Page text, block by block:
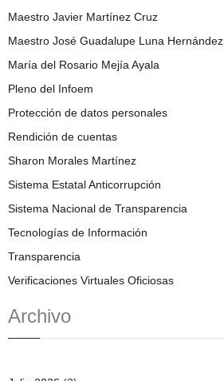
Maestro Javier Martínez Cruz
Maestro José Guadalupe Luna Hernández
María del Rosario Mejía Ayala
Pleno del Infoem
Protección de datos personales
Rendición de cuentas
Sharon Morales Martínez
Sistema Estatal Anticorrupción
Sistema Nacional de Transparencia
Tecnologías de Información
Transparencia
Verificaciones Virtuales Oficiosas
Archivo